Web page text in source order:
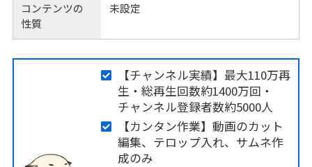
コンテンツの
性質
未設定
【チャンネル実績】最大110万再
生・総再生回数約1400万回・
チャンネル登録者数約5000人
【カンタン作業】動画のカット
編集、テロップ入れ、サムネ作
成のみ